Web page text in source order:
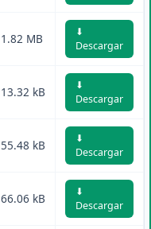
1.82 MB
⬇
Descargar
13.32 kB
⬇
Descargar
55.48 kB
⬇
Descargar
66.06 kB
⬇
Descargar